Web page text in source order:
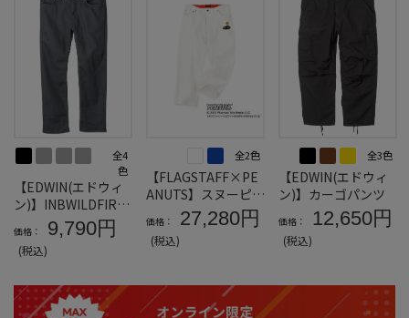
全4
色
【EDWIN(エドウィ
ン)】INBWILDFIRE
REGULARSTRAIGH
TCOLOR
価格： 9,790円
(税込)
全2色
【FLAGSTAFF×PE
ANUTS】スヌーピー
コラボデニムパンツ
＊カタログ商品
価格： 27,280円
(税込)
全3色
【EDWIN(エドウィ
ン)】カーゴパンツ
価格： 12,650円
(税込)